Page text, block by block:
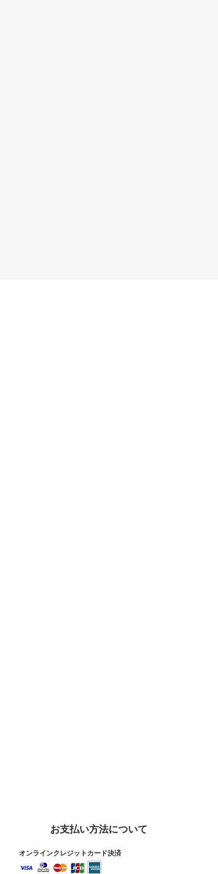
お支払い方法について
オンラインクレジットカード決済